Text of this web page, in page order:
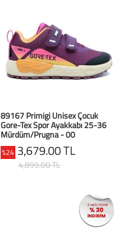
89167 Primigi Unisex Çocuk
Gore-Tex Spor Ayakkabı 25-36
Mürdüm/Prugna - 00
%24 3,679.00 TL
4,899.00 TL